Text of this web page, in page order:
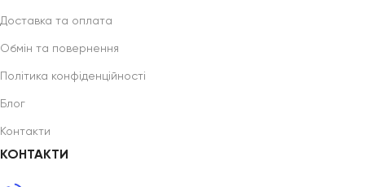
Доставка та оплата
Обмін та повернення
Політика конфіденційності
Блог
Контакти
КОНТАКТИ